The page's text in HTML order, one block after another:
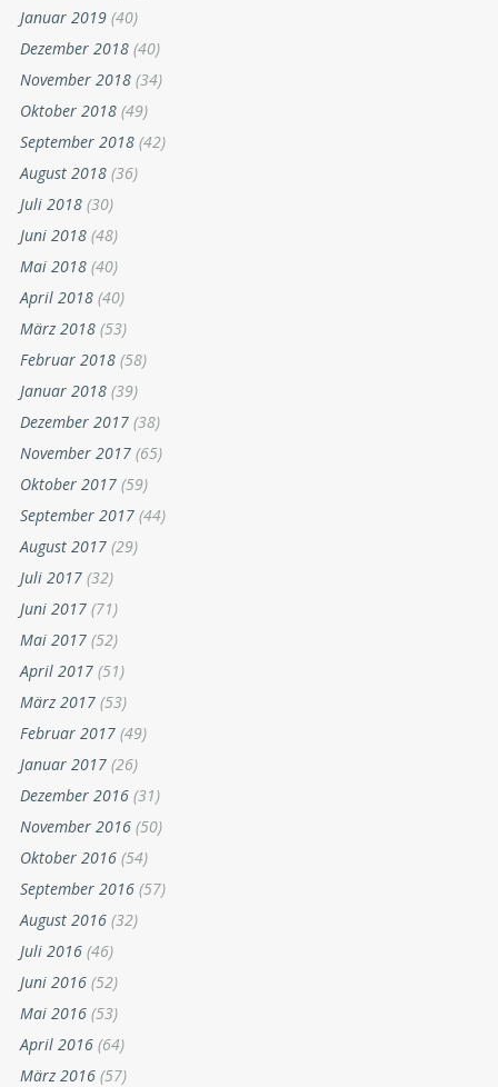
Januar 2019 (40)
Dezember 2018 (40)
November 2018 (34)
Oktober 2018 (49)
September 2018 (42)
August 2018 (36)
Juli 2018 (30)
Juni 2018 (48)
Mai 2018 (40)
April 2018 (40)
März 2018 (53)
Februar 2018 (58)
Januar 2018 (39)
Dezember 2017 (38)
November 2017 (65)
Oktober 2017 (59)
September 2017 (44)
August 2017 (29)
Juli 2017 (32)
Juni 2017 (71)
Mai 2017 (52)
April 2017 (51)
März 2017 (53)
Februar 2017 (49)
Januar 2017 (26)
Dezember 2016 (31)
November 2016 (50)
Oktober 2016 (54)
September 2016 (57)
August 2016 (32)
Juli 2016 (46)
Juni 2016 (52)
Mai 2016 (53)
April 2016 (64)
März 2016 (57)